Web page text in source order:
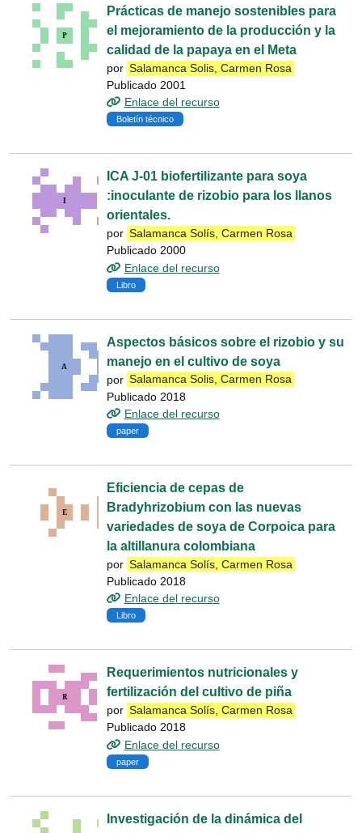
Prácticas de manejo sostenibles para
el mejoramiento de la producción y la
calidad de la papaya en el Meta
por Salamanca Solis, Carmen Rosa
Publicado 2001
Enlace del recurso
Boletín técnico
ICA J-01 biofertilizante para soya
:inoculante de rizobio para los llanos
orientales.
por Salamanca Solís, Carmen Rosa
Publicado 2000
Enlace del recurso
Libro
Aspectos básicos sobre el rizobio y su
manejo en el cultivo de soya
por Salamanca Solis, Carmen Rosa
Publicado 2018
Enlace del recurso
paper
Eficiencia de cepas de
Bradyhrizobium con las nuevas
variedades de soya de Corpoica para
la altillanura colombiana
por Salamanca Solís, Carmen Rosa
Publicado 2018
Enlace del recurso
Libro
Requerimientos nutricionales y
fertilización del cultivo de piña
por Salamanca Solís, Carmen Rosa
Publicado 2018
Enlace del recurso
paper
Investigación de la dinámica del